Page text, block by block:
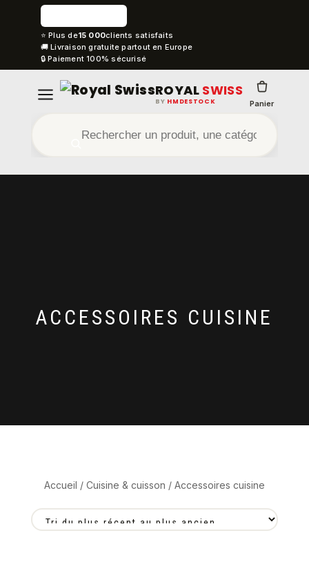
⭐ Plus de15 000clients satisfaits
🚚 Livraison gratuite partout en Europe
🔒 Paiement 100% sécurisé
ROYAL SWISS
BY HMDESTOCK Panier
ACCESSOIRES CUISINE
Accueil / Cuisine & cuisson / Accessoires cuisine